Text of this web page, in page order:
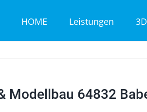
HOME Leistungen
Modellbau 64832